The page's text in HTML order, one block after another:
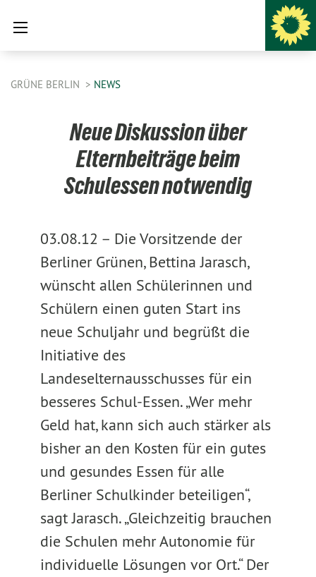
GRÜNE BERLIN NEWS
Neue Diskussion über
Elternbeiträge beim
Schulessen notwendig
03.08.12 – Die Vorsitzende der
Berliner Grünen, Bettina Jarasch,
wünscht allen Schülerinnen und
Schülern einen guten Start ins
neue Schuljahr und begrüßt die
Initiative des
Landeselternausschusses für ein
besseres Schul-Essen. „Wer mehr
Geld hat, kann sich auch stärker als
bisher an den Kosten für ein gutes
und gesundes Essen für alle
Berliner Schulkinder beteiligen“,
sagt Jarasch. „Gleichzeitig brauchen
die Schulen mehr Autonomie für
individuelle Lösungen vor Ort.“ Der